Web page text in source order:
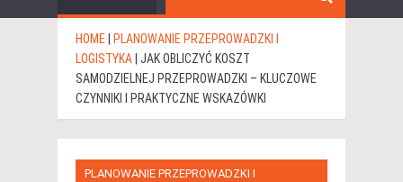
HOME
PLANOWANIE PRZEPROWADZKI I
LOGISTYKA JAK OBLICZYĆ KOSZT
SAMODZIELNEJ PRZEPROWADZKI – KLUCZOWE
CZYNNIKI I PRAKTYCZNE WSKAZÓWKI
PLANOWANIE PRZEPROWADZKI I